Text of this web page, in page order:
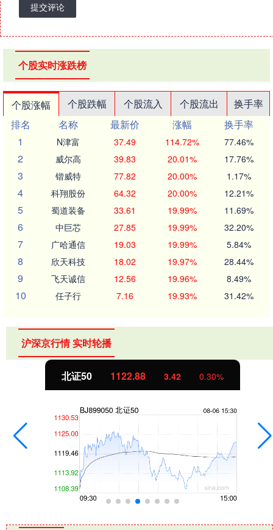
提交评论
个股实时涨跌榜
个股涨幅 个股跌幅 个股流入 个股流出
换手率
排名
名称 最新价 涨幅
换手率
1
N津富 37.49 114.72% 77.46%
2 威尔高 39.83 20.01% 17.76%
3 锴威特 77.82 20.00% 1.17%
4 科翔股份 64.32 20.00% 12.21%
5 蜀道装备 33.61 19.99% 11.69%
6 中巨芯 27.85 19.99% 32.20%
7 广哈通信 19.03 19.99% 5.84%
8 欣天科技 18.02 19.97% 28.44%
9 飞天诚信 12.56 19.96% 8.49%
10 任子行 7.16 19.93% 31.42%
沪深京行情 实时轮播
北证50 1122.88 3.42 0.30%